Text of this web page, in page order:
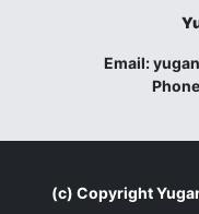
Email:
(c) Copyright